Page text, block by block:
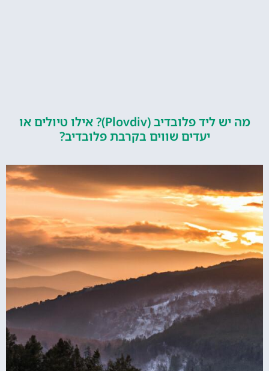
מה יש ליד פלובדיב (Plovdiv)? אילו טיולים או
יעדים שווים בקרבת פלובדיב?